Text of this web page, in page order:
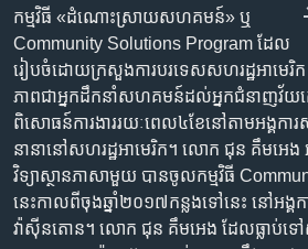
និង​
ចូល​
ទៅ​
កាន់​
ទំព័រ​
ស្វែង​
រក
បណ្តាញ​សង្គម
ភាសា
កម្មវិធី​ «ដំណោះស្រាយ​សហគមន៍‍» ឬ
Community Solutions Program ដែល​
រៀបចំ​ដោយ​ក្រសួង​ការ​បរទេស​សហរដ្ឋ​អាមេរិក
ភាព​ជា​អ្នក​ដឹកនាំ​សហគមន៍​​ដល់​អ្នក​ជំនាញ​វ័យ​
ពិសោធន៍​ការងារ​រយៈ​ពេល​៤​ខែ​នៅ​​តាម​អង្គក
នានា​​នៅ​សហរដ្ឋ​អាមេរិក។ លោក ជុន គឹមអេង
វិទ្យាស្ថាន​​ភាសា​មួយ​​​​ បាន​ចូល​កម្មវិធី
នេះ​កាល​ពី​ចុង​​ឆ្នាំ​២០១៧​កន្លង​ទៅ​នេះ ​នៅ​​អង្គកា
វ៉ាស៊ីនតោន។ លោក ជុន គឹមអេង​ ដែល​ធ្លាប់​ទ